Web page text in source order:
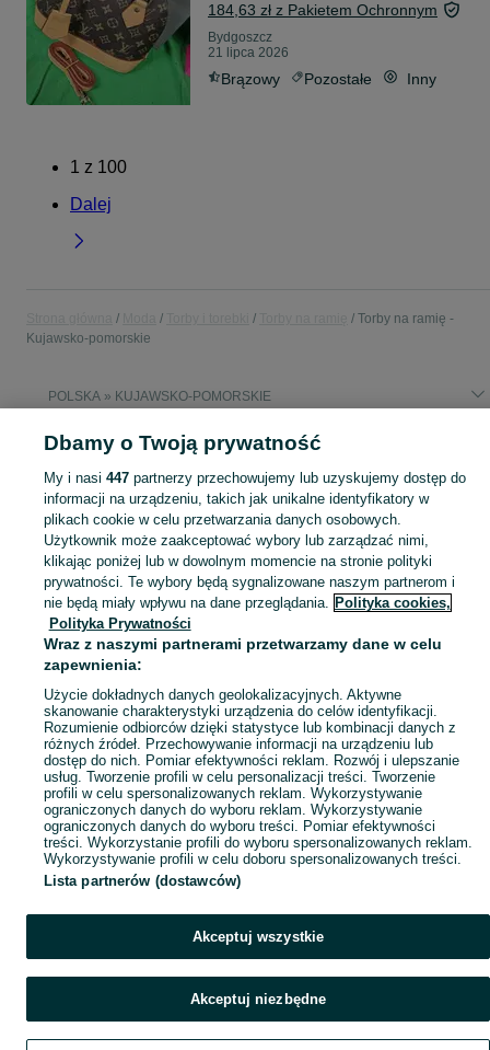
184,63 zł z Pakietem Ochronnym
Bydgoszcz
21 lipca 2026
Brązowy Pozostałe Inny
1 z 100
Dalej
Torby na ramię -
Kujawsko-pomorskie
POLSKA » KUJAWSKO-POMORSKIE
KATEGORIA
Szeroki wybór toreb na ramię Kujawsko-pomorskie ▶️ skórzane, materiałowe, duże i casualowe ✅ Nowe i używane w atrakcyjnych cenach ✌ Znajdź oferty na OLX.pl! Zobacz
Mapa kategorii
Mapa miejscowości
Mapa ministron
Popularne wyszukiwania
Dbamy o Twoją prywatność
My i nasi 447partnerzy przechowujemy lub uzyskujemy dostęp do
informacji na urządzeniu, takich jak unikalne identyfikatory w
plikach cookie w celu przetwarzania danych osobowych.
Użytkownik może zaakceptować wybory lub zarządzać nimi,
klikając poniżej lub w dowolnym momencie na stronie polityki
prywatności. Te wybory będą sygnalizowane naszym partnerom i
nie będą miały wpływu na dane przeglądania. Polityka cookies,
Polityka Prywatności
Wraz z naszymi partnerami przetwarzamy dane w celu
zapewnienia:
Użycie dokładnych danych geolokalizacyjnych. Aktywne
skanowanie charakterystyki urządzenia do celów identyfikacji.
Rozumienie odbiorców dzięki statystyce lub kombinacji danych z
różnych źródeł. Przechowywanie informacji na urządzeniu lub
dostęp do nich. Pomiar efektywności reklam. Rozwój i ulepszanie
usług. Tworzenie profili w celu personalizacji treści. Tworzenie
profili w celu spersonalizowanych reklam. Wykorzystywanie
ograniczonych danych do wyboru reklam. Wykorzystywanie
ograniczonych danych do wyboru treści. Pomiar efektywności
treści. Wykorzystanie profili do wyboru spersonalizowanych reklam.
Wykorzystywanie profili w celu doboru spersonalizowanych treści.
Lista partnerów (dostawców)
Akceptuj wszystkie
Akceptuj niezbędne